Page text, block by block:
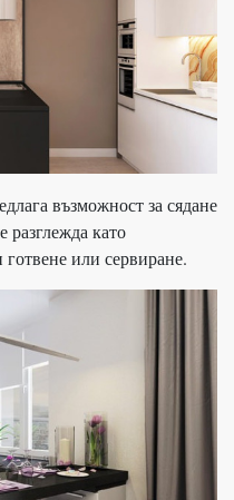
възможност за сядане
разглежда като
или сервиране.